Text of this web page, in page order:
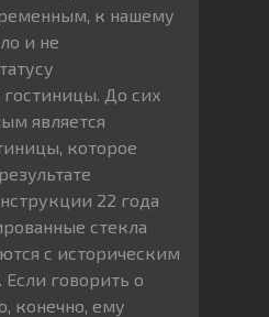
к нашему
и не
гостиницы. До сих
является
которое
22 года
стекла
с историческим
говорить о
конечно, ему